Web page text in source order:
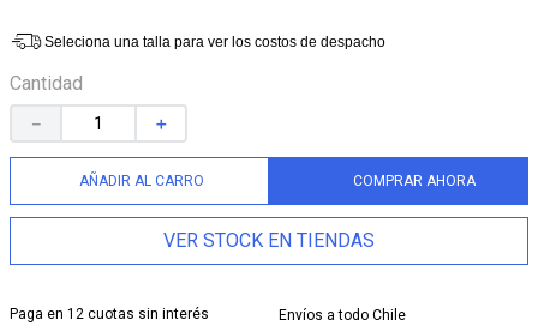
Seleciona una talla para ver los costos de despacho
Cantidad
＋
－
AÑADIR AL CARRO COMPRAR AHORA
VER STOCK EN TIENDAS
Paga en 12 cuotas sin interés Envíos a todo Chile